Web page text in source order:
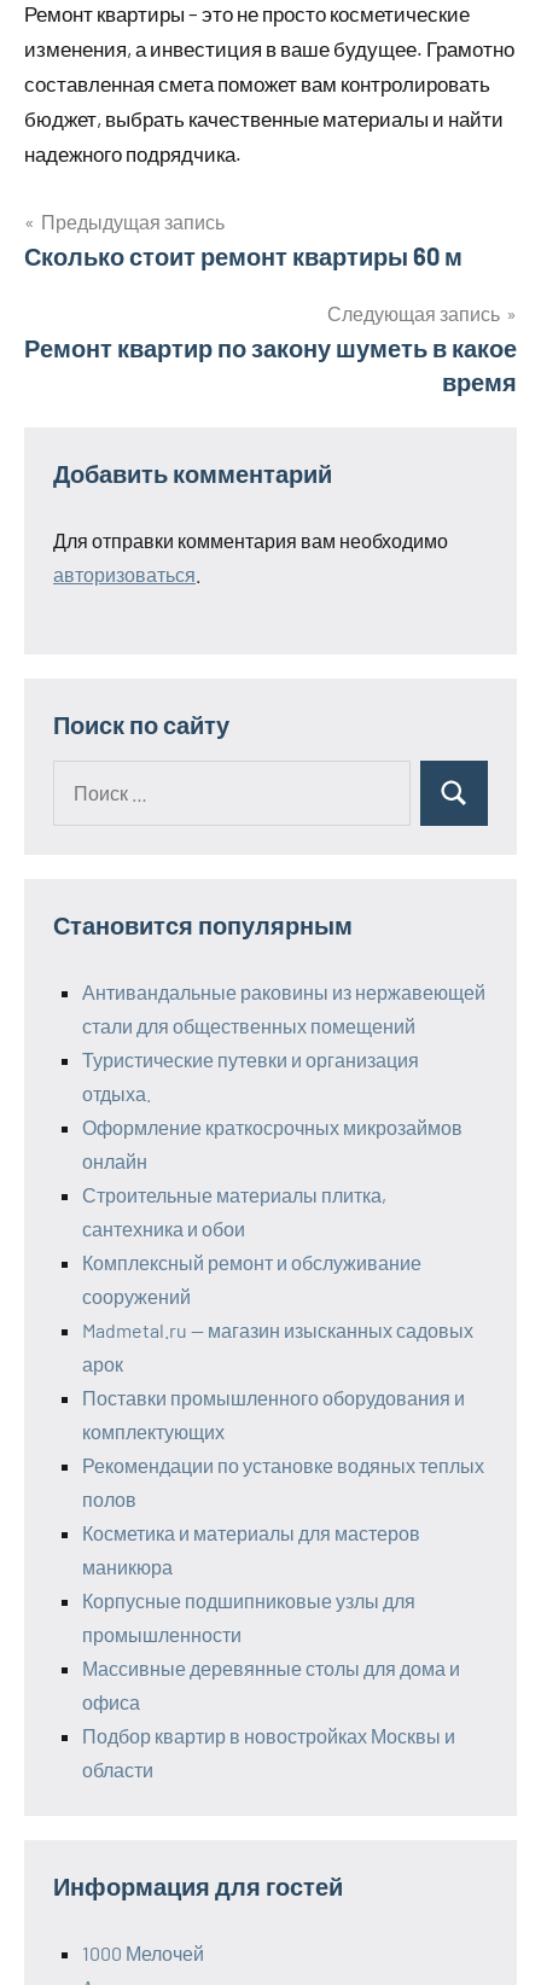
Ремонт квартиры – это не просто косметические
изменения, а инвестиция в ваше будущее. Грамотно
составленная смета поможет вам контролировать
бюджет, выбрать качественные материалы и найти
надежного подрядчика.
Навигация
записям
Предыдущая запись
Сколько стоит ремонт квартиры 60 м
Следующая запись
Ремонт квартир по закону шуметь в какое
время
Добавить комментарий
Для отправки комментария вам необходимо
авторизоваться
Поиск по сайту
Поиск
Становится популярным
Антивандальные раковины из нержавеющей
стали для общественных помещений
Туристические путевки и организация
отдыха.
Оформление краткосрочных микрозаймов
онлайн
Строительные материалы плитка,
сантехника и обои
Комплексный ремонт и обслуживание
сооружений
Madmetal.ru — магазин изысканных садовых
арок
Поставки промышленного оборудования и
комплектующих
Рекомендации по установке водяных теплых
полов
Косметика и материалы для мастеров
маникюра
Корпусные подшипниковые узлы для
промышленности
Массивные деревянные столы для дома и
офиса
Подбор квартир в новостройках Москвы и
области
Информация для гостей
1000 Мелочей